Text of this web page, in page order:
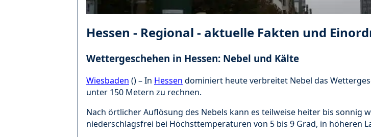
Hessen - Regional - aktuelle Fakten und
Wettergeschehen in Hessen: Nebel und Kälte
Wiesbaden () – In Hessen dominiert heute verbreitet Nebel das
unter 150 Metern zu rechnen.
Nach örtlicher Auflösung des Nebels kann es teilweise heiter bis
niederschlagsfrei bei Höchsttemperaturen von 5 bis 9 Grad, in höheren